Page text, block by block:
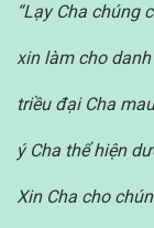
“Lạy Cha chúng
xin làm cho
triều đại Cha
ý Cha thể hiện
Xin Cha cho